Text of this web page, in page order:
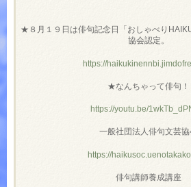
★８月１９日は俳句記念日「おしゃべり
協会認定。
https://
★なんちゃって俳句！
https://youtu.be/
一般社団法人俳句文芸協
https://
俳句講師養成講座